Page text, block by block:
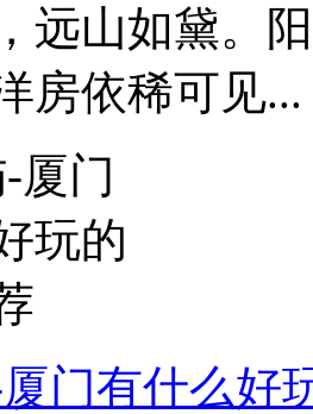
远山如黛。
房依稀可见...
门有什么好